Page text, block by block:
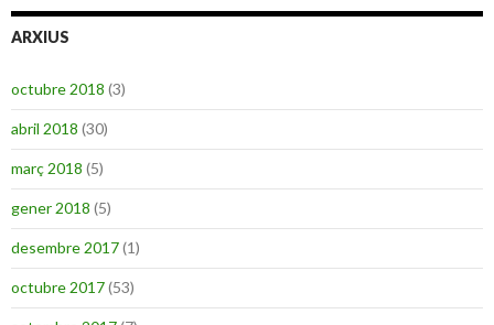
ARXIUS
octubre 2018 (3)
abril 2018 (30)
març 2018 (5)
gener 2018 (5)
desembre 2017(1)
octubre 2017(53)